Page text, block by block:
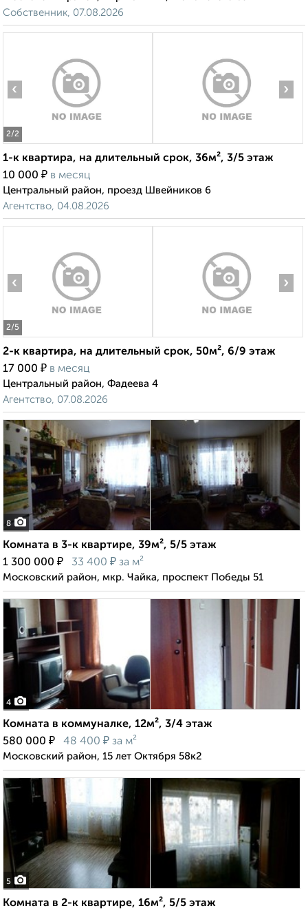
Собственник, 07.08.2026
2/2
‹ ›
1-к квартира, на длительный срок, 36м², 3/5 этаж
10 000 ₽ в месяц
Центральный район, проезд Швейников 6
Агентство, 04.08.2026
2/5
‹ ›
2-к квартира, на длительный срок, 50м², 6/9 этаж
17 000 ₽ в месяц
Центральный район, Фадеева 4
Агентство, 07.08.2026
8
Комната в 3-к квартире, 39м², 5/5 этаж
1 300 000 ₽ 33 400 ₽ за м²
Московский район, мкр. Чайка, проспект Победы 51
4
Комната в коммуналке, 12м², 3/4 этаж
580 000 ₽ 48 400 ₽ за м²
Московский район, 15 лет Октября 58к2
5
Комната в 2-к квартире, 16м², 5/5 этаж